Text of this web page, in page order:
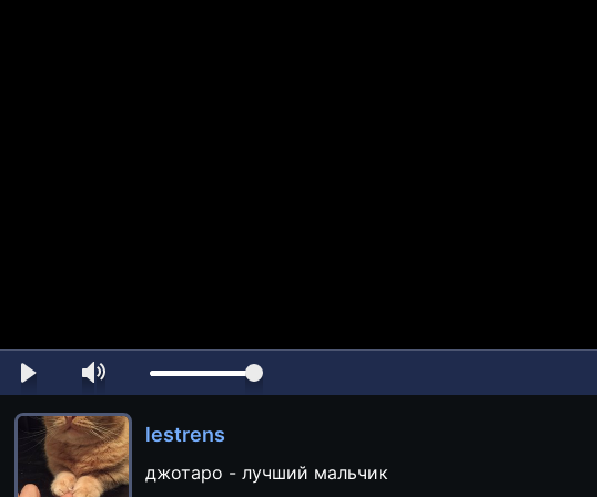
lestrens
джотаро - лучший мальчик